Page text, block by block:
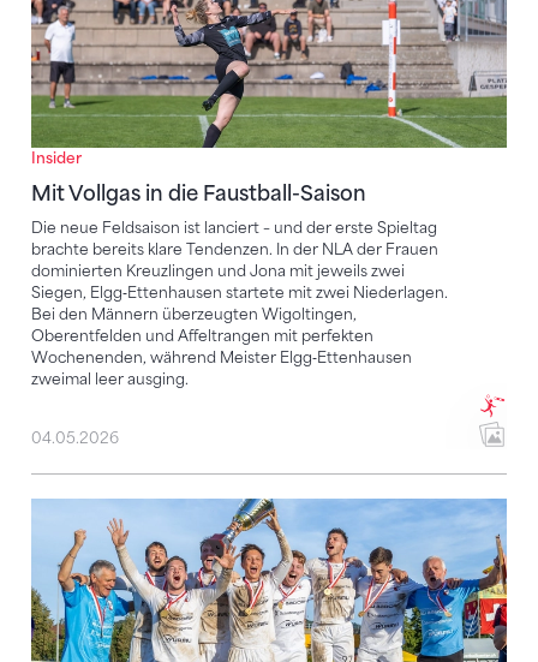
Insider
Mit Vollgas in die Faustball-Saison
Die neue Feldsaison ist lanciert – und der erste Spieltag
brachte bereits klare Tendenzen. In der NLA der Frauen
dominierten Kreuzlingen und Jona mit jeweils zwei
Siegen, Elgg‑Ettenhausen startete mit zwei Niederlagen.
Bei den Männern überzeugten Wigoltingen,
Oberentfelden und Affeltrangen mit perfekten
Wochenenden, während Meister Elgg‑Ettenhausen
zweimal leer ausging.
04.05.2026
Die Faustballsaison geht los